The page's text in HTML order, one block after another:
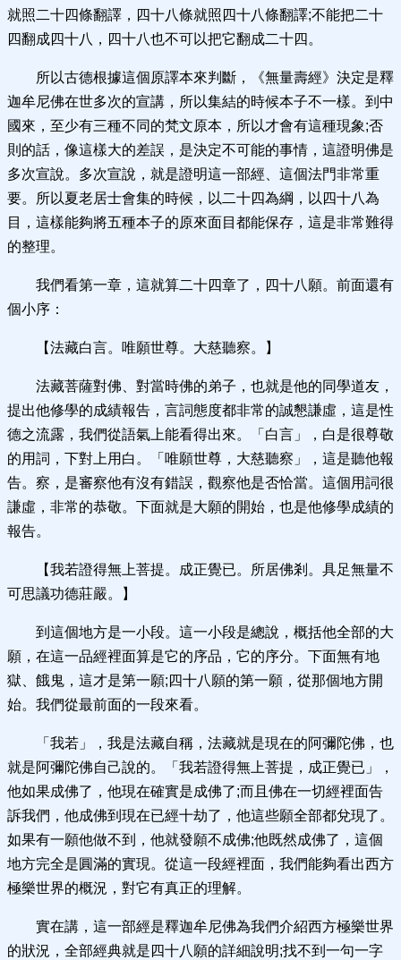
就照二十四條翻譯，四十八條就照四十八條翻譯;不能把二十
四翻成四十八，四十八也不可以把它翻成二十四。
所以古德根據這個原譯本來判斷，《無量壽經》決定是釋
迦牟尼佛在世多次的宣講，所以集結的時候本子不一樣。到中
國來，至少有三種不同的梵文原本，所以才會有這種現象;否
則的話，像這樣大的差誤，是決定不可能的事情，這證明佛是
多次宣說。多次宣說，就是證明這一部經、這個法門非常重
要。所以夏老居士會集的時候，以二十四為綱，以四十八為
目，這樣能夠將五種本子的原來面目都能保存，這是非常難得
的整理。
我們看第一章，這就算二十四章了，四十八願。前面還有
個小序：
【法藏白言。唯願世尊。大慈聽察。】
法藏菩薩對佛、對當時佛的弟子，也就是他的同學道友，
提出他修學的成績報告，言詞態度都非常的誠懇謙虛，這是性
德之流露，我們從語氣上能看得出來。「白言」，白是很尊敬
的用詞，下對上用白。「唯願世尊，大慈聽察」，這是聽他報
告。察，是審察他有沒有錯誤，觀察他是否恰當。這個用詞很
謙虛，非常的恭敬。下面就是大願的開始，也是他修學成績的
報告。
【我若證得無上菩提。成正覺已。所居佛剎。具足無量不
可思議功德莊嚴。】
到這個地方是一小段。這一小段是總說，概括他全部的大
願，在這一品經裡面算是它的序品，它的序分。下面無有地
獄、餓鬼，這才是第一願;四十八願的第一願，從那個地方開
始。我們從最前面的一段來看。
「我若」，我是法藏自稱，法藏就是現在的阿彌陀佛，也
就是阿彌陀佛自己說的。「我若證得無上菩提，成正覺已」，
他如果成佛了，他現在確實是成佛了;而且佛在一切經裡面告
訴我們，他成佛到現在已經十劫了，他這些願全部都兌現了。
如果有一願他做不到，他就發願不成佛;他既然成佛了，這個
地方完全是圓滿的實現。從這一段經裡面，我們能夠看出西方
極樂世界的概況，對它有真正的理解。
實在講，這一部經是釋迦牟尼佛為我們介紹西方極樂世界
的狀況，全部經典就是四十八願的詳細說明;找不到一句一字